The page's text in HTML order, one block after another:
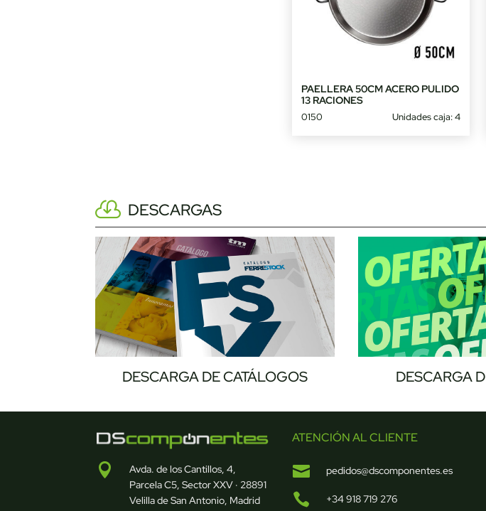
PAELLERA 50CM ACERO PULIDO
13 RACIONES
0150 Unidades caja: 4
DESCARGAS
DESCARGA DE CATÁLOGOS DESCARGA

Avda. de los Cantillos, 4,
Parcela C5, Sector XXV · 28891
Velilla de San Antonio, Madrid
ATENCIÓN AL CLIENTE
 pedidos@dscomponentes.es
 +34 918 719 276